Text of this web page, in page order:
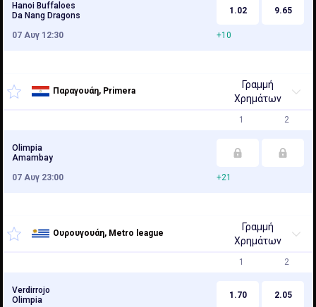
Hanoi Buffaloes
Da Nang Dragons
1.02 9.65
07 Αυγ 12:30 +10
Παραγουάη, Primera
Γραμμή
Χρημάτων
1 2
Olimpia
Amambay
07 Αυγ 23:00
+21
Ουρουγουάη, Metro league
Γραμμή
Χρημάτων
1 2
Verdirrojo
Olimpia
1.70 2.05